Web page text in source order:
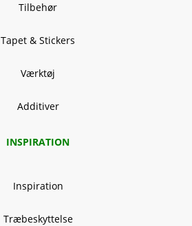
Tilbehør
Tapet & Stickers
Værktøj
Additiver
INSPIRATION
Inspiration
Træbeskyttelse